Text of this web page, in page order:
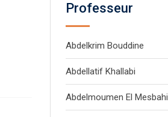
Professeur
Abdelkrim Bouddine
Abdellatif Khallabi
Abdelmoumen El Mesbahi